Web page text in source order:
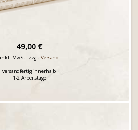
49,00 €
inkl. MwSt. zzgl. Versand
versandfertig innerhalb
1-2 Arbeitstage